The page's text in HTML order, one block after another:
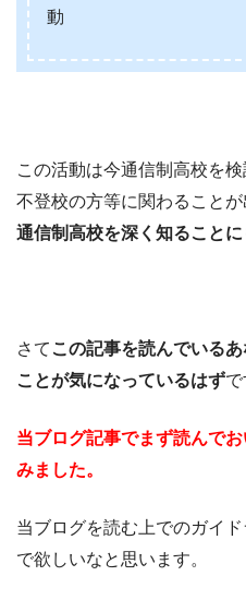
動
この活動は今通信制高校を
不登校の方等に関わることが
通信制高校を深く知ること
さて この記事を読んでいる
ことが気になっているはずで
当ブログ記事でまず読んで
みました。
当ブログを読む上でのガイ
で欲しいなと思います。